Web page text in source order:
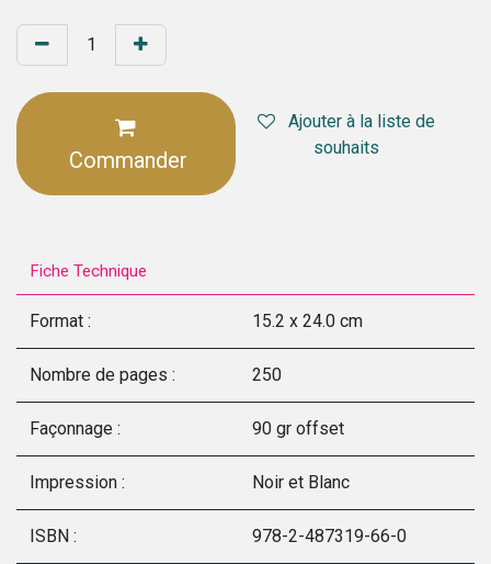
Commander
souhaits
Fiche Technique
Format : 15.2 x 24.0 cm
Nombre de pages : 250
Façonnage : 90 gr offset
Impression : Noir et Blanc
ISBN : 978-2-487319-66-0